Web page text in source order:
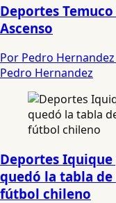
Deportes
Ascenso
Por Pedro Hernandez
Pedro Hernandez
Deportes Iquique
quedó la tabla
fútbol chileno